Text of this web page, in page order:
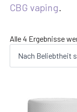
CBG vaping.
Alle 4 Ergebnisse